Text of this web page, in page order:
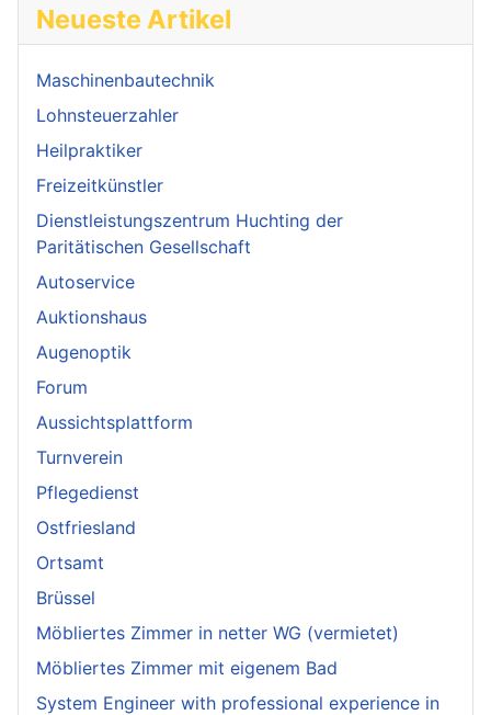
Neueste Artikel
Maschinenbautechnik
Lohnsteuerzahler
Heilpraktiker
Freizeitkünstler
Dienstleistungszentrum Huchting der
Paritätischen Gesellschaft
Autoservice
Auktionshaus
Augenoptik
Forum
Aussichtsplattform
Turnverein
Pflegedienst
Ostfriesland
Ortsamt
Brüssel
Möbliertes Zimmer in netter WG (vermietet)
Möbliertes Zimmer mit eigenem Bad
System Engineer with professional experience in